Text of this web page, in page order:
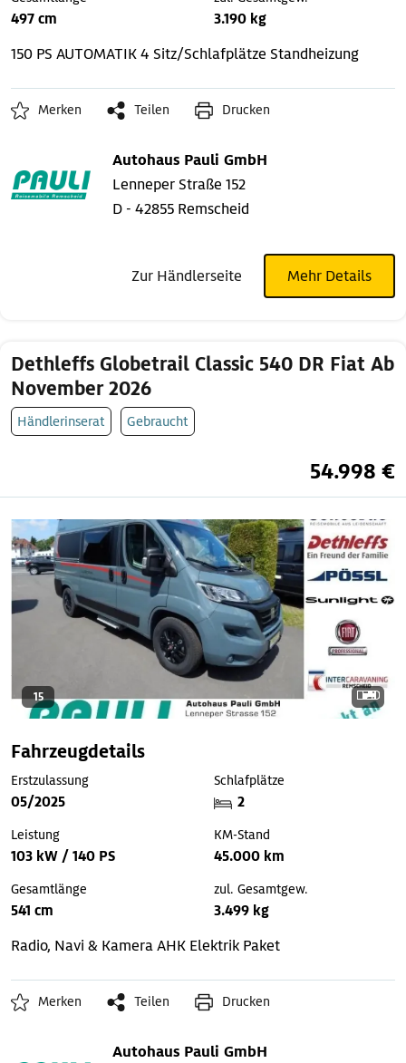
497 cm 3.190 kg
150 PS AUTOMATIK4 Sitz/Schlafplätze Standheizung
Merken Teilen Drucken
Autohaus Pauli GmbH
Lenneper Straße 152
D - 42855 Remscheid
Zur Händlerseite Mehr Details
Dethleffs Globetrail Classic 540 DR Fiat Ab
November 2026
Händlerinserat Gebraucht
54.998 €
15
Fahrzeugdetails
Erstzulassung
05/2025
Schlafplätze
2
Leistung
103 kW / 140 PS
KM-Stand
45.000 km
Gesamtlänge
541 cm
zul. Gesamtgew.
3.499 kg
Radio, Navi & KameraAHK Elektrik Paket
Merken Teilen Drucken
Autohaus Pauli GmbH